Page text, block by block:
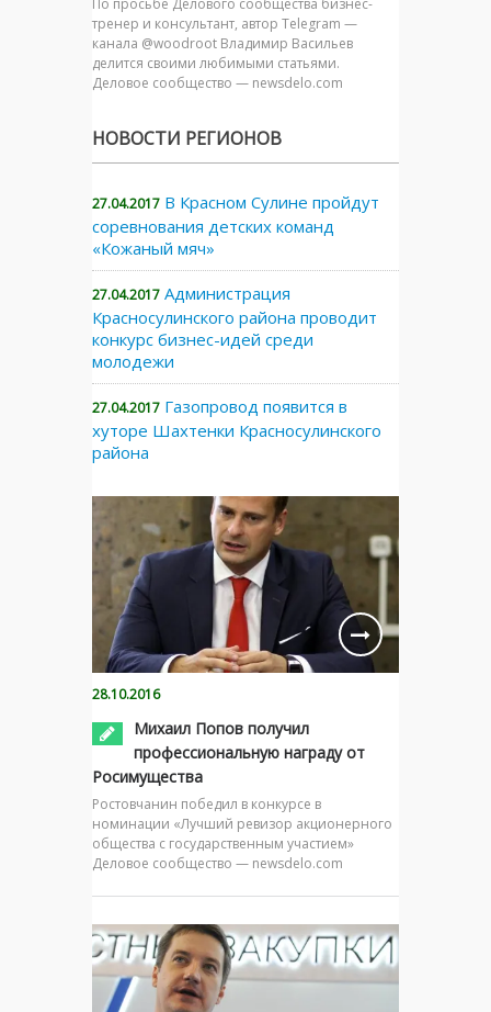
По просьбе Делового сообщества бизнес-
тренер и консультант, автор Telegram —
канала @woodroot Владимир Васильев
делится своими любимыми статьями.
Деловое сообщество — newsdelo.com
НОВОСТИ РЕГИОНОВ
27.04.2017 В Красном Сулине пройдут
соревнования детских команд
«Кожаный мяч»
27.04.2017 Администрация
Красносулинского района проводит
конкурс бизнес-идей среди
молодежи
27.04.2017 Газопровод появится в
хуторе Шахтенки Красносулинского
района
28.10.2016
Михаил Попов получил
профессиональную награду от
Росимущества
Ростовчанин победил в конкурсе в
номинации «Лучший ревизор акционерного
общества с государственным участием»
Деловое сообщество — newsdelo.com